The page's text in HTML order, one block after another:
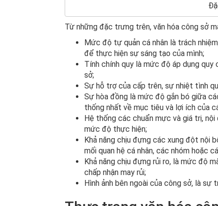
Từ những đặc trưng trên, văn hóa công sở
Mức độ tự quản cá nhân là trách
để thực hiện sự sáng tạo của mình;
Tính chính quy là mức độ áp dụng quy
sở;
Sự hỗ trợ của cấp trên, sự nhiệt tình
Sự hòa đồng là mức độ gắn bó giữa
thống nhất về mục tiêu và lợi ích của
Hệ thống các chuẩn mực và giá trị,
mức độ thực hiện;
Khả năng chịu đựng các xung đột nội
mối quan hệ cá nhân, các nhóm hoặc
Khả năng chịu đựng rủi ro, là mức độ
chấp nhận may rủi;
Hình ảnh bên ngoài của công sở, là